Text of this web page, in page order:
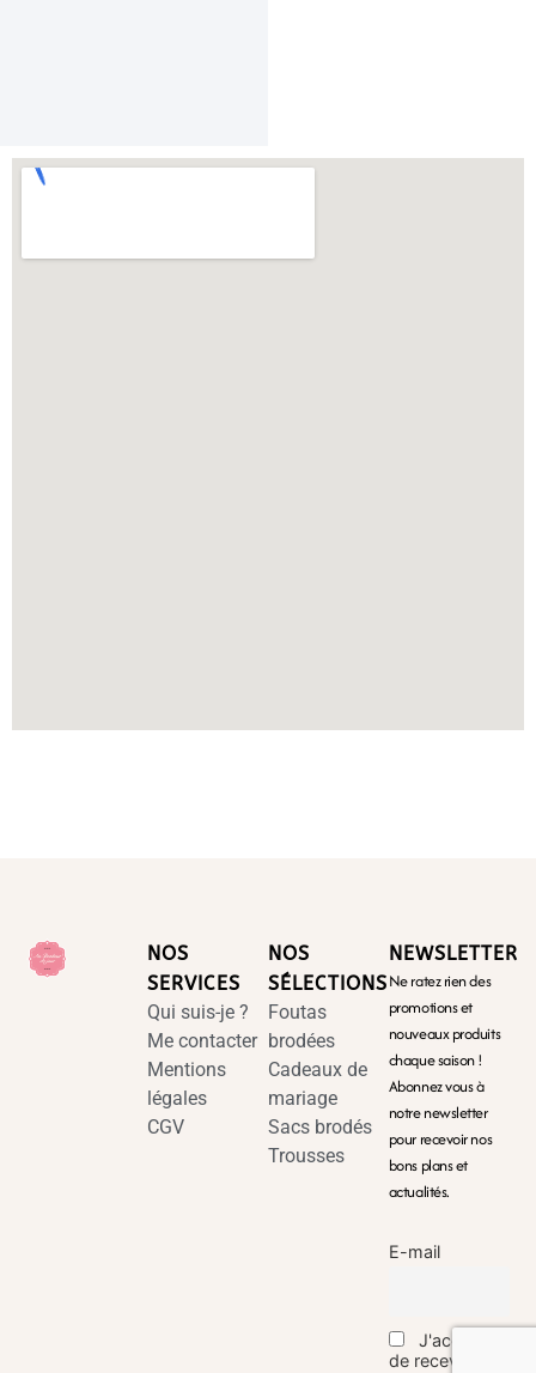
NOS
SERVICES
Qui suis-je ?
Me contacter
Mentions
légales
CGV
NOS
SÉLECTIONS
Foutas
brodées
Cadeaux de
mariage
Sacs brodés
Trousses
NEWSLETTER
Ne ratez rien des
promotions et
nouveaux produits
chaque saison !
Abonnez vous à
notre newsletter
pour recevoir nos
bons plans et
actualités.
E-mail
J'accepte
de recevoir